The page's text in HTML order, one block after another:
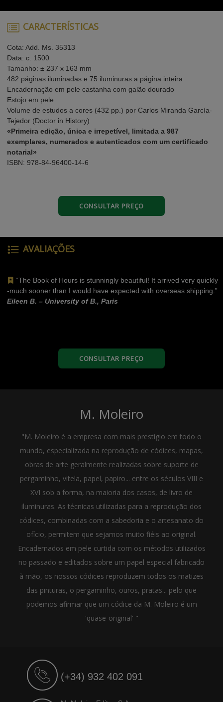
CARACTERÍSTICAS
Cota: Add. Ms. 35313
Data: c. 1500
Tamanho: ± 237 x 163 mm
482 páginas iluminadas e 75 iluminuras a página inteira
Encadernação em pele castanha com galão dourado
Estojo em pele
Volume de estudos a cores (432 pp.) por Carlos Miranda García-
Tejedor (Doctor in History)
«Primeira edição, única e irrepetível, limitada a 987
exemplares, numerados e autenticados com um certificado
notarial»
ISBN: 978-84-96400-14-6
CONSULTAR PREÇO
AVALIAÇÕES
“The Book of Hours is stunningly beautiful! It arrived very quickly
-much sooner than I would have expected with overseas shipping.”
Eileen B. – University of B., Paris
CONSULTAR PREÇO
M. Moleiro
"M. Moleiro é a empresa com mais prestígio em todo o
mundo, especializada na reprodução de códices, mapas,
obras de arte geralmente realizadas sobre suporte de
pergaminho, vitela, papel, papiro... entre os séculos VIII e
XVI sob a forma, na maioria dos casos, de livro de
iluminuras. As técnicas utilizadas para a reprodução dos
códices, combinadas com a sabedoria e o artesanato do
ofício, permitem que sejamos muito fiéis ao original.
Encadernados em pele curtida com os métodos utilizados
no passado e editados sobre um papel especial fabricado
à mão, os nossos códices reproduzem todos os matizes
das pinturas, o pergaminho, ouros, pratas... pelo que
podemos afirmar que um códice da M. Moleiro é um
'quase-original' "
(+34) 932 402 091